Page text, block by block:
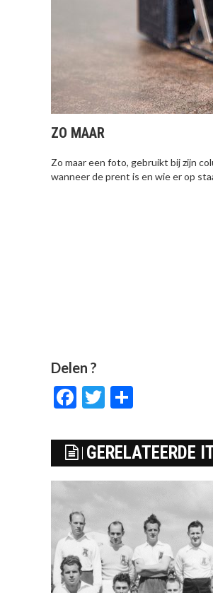
ZO MAAR
Zo maar een foto, gebruikt bij zijn
wanneer de prent is en wie er op
Delen ?
Facebook
Twitter
GERELATEERDE